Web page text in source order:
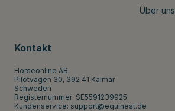
Über uns
Kontakt
Horseonline AB
Pilotvägen 30, 392 41 Kalmar
Schweden
Registernummer: SE5591239925
Kundenservice: support@equinest.de